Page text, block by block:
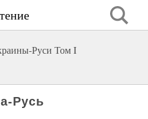
Руси Том I
Русь